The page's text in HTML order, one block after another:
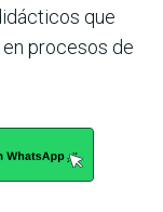
que
procesos de